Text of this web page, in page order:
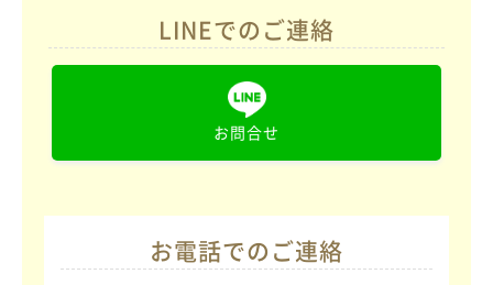
LINEでのご連絡
お問合せ
お電話でのご連絡